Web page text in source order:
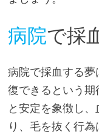
病院で採
病院で採血する
復できるという
と安定を象徴し
り、毛を抜く行